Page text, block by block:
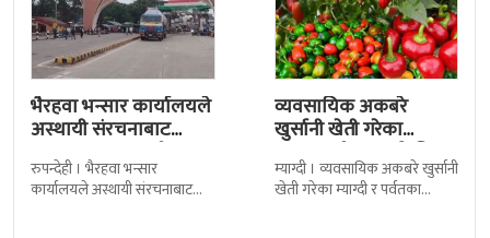
भैरहवा भन्सार कार्यालयले
अस्थायी संरचनाबाट
अत्यावश्यक सामाग्री
ल्याउदै
रुपन्देही । भैरहवा भन्सार
कार्यालयले अस्थायी संरचनाबाट
नेपालका लागि अत्यावश्यक
सामाग्रीहरु भित्र्याउन शुुरु गरेको छ ।
जिल्ला सुरक्षा समितिले बिहिबार
व्यवसायिक अकबरे
खुर्सानी खेती गरेका
कृषकलाई बजारको चिन्ता
म्याग्दी । व्यवसायिक अकबरे खुर्सानी
खेती गरेका म्याग्दी र पर्वतका
कृषकलाई बजारको चिन्ताले
सताएको छ । बजारको अभावले
किसानहरु मर्कामा